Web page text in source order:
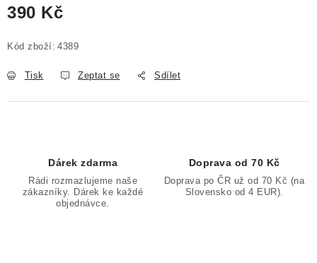
390 Kč
Kód zboží: 4389
Tisk Zeptat se Sdílet
Dárek zdarma
Rádi rozmazlujeme naše
zákazníky. Dárek ke každé
objednávce.
Doprava od 70 Kč
Doprava po ČR už od 70 Kč (na
Slovensko od 4 EUR).